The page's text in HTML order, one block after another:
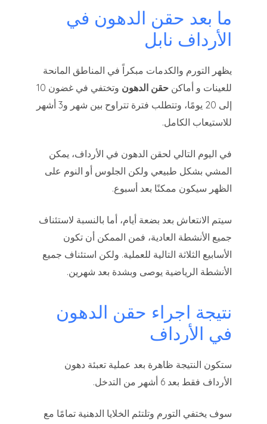
ما بعد حقن الدهون في
الأرداف نابل
يظهر التورم والكدمات مبكراً في المناطق المانحة
للعينات و أماكن حقن الدهون
وتختفي في غضون 10
إلى 20 يومًا، وتتطلب فترة تتراوح بين شهر و3 أشهر
للاستيعاب الكامل.
في اليوم التالي لحقن الدهون في الأرداف، يمكن
المشي بشكل طبيعي ولكن الجلوس أو النوم على
الظهر سيكون ممكنًا بعد أسبوع.
سيتم الانتعاش بعد بضعة أيام، أما بالنسبة لاستئناف
جميع الأنشطة العادية، فمن الممكن أن تكون
الأسابيع الثلاثة التالية للعملية. ولكن استئناف جميع
الأنشطة الرياضية يوصى وبشدة بعد شهرين.
نتيجة اجراء حقن الدهون
في الأرداف
ستكون النتيجة ظاهرة بعد عملية تعبئة دهون
الأرداف فقط بعد 6 أشهر من التدخل.
سوف يختفي التورم وتلتئم الخلايا الدهنية تمامًا مع